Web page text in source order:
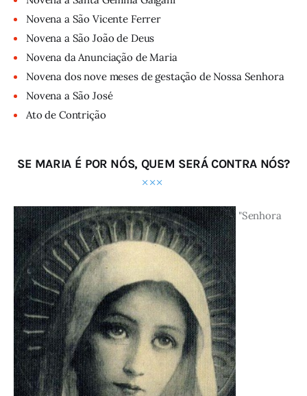
Novena a São Vicente Ferrer
Novena a São João de Deus
Novena da Anunciação de Maria
Novena dos nove meses de gestação de Nossa Senhora
Novena a São José
Ato de Contrição
SE MARIA É POR NÓS, QUEM SERÁ CONTRA NÓS?
"Senhora